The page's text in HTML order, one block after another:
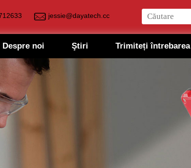
jessie@dayatech.cc
Despre noi Ştiri Trimiteți întrebarea